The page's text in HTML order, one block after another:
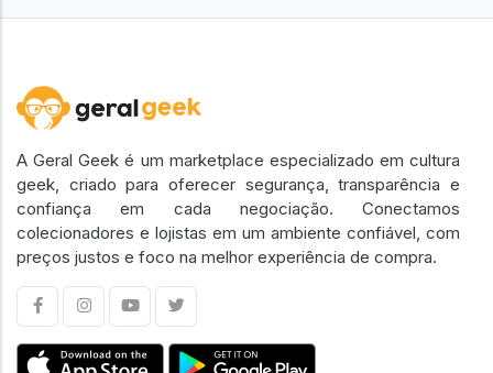
A Geral Geek é um marketplace especializado em cultura
geek, criado para oferecer segurança, transparência e
confiança em cada negociação. Conectamos
colecionadores e lojistas em um ambiente confiável, com
preços justos e foco na melhor experiência de compra.